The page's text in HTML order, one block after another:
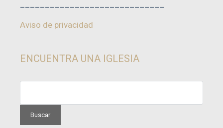
Aviso de privacidad
ENCUENTRA UNA IGLESIA